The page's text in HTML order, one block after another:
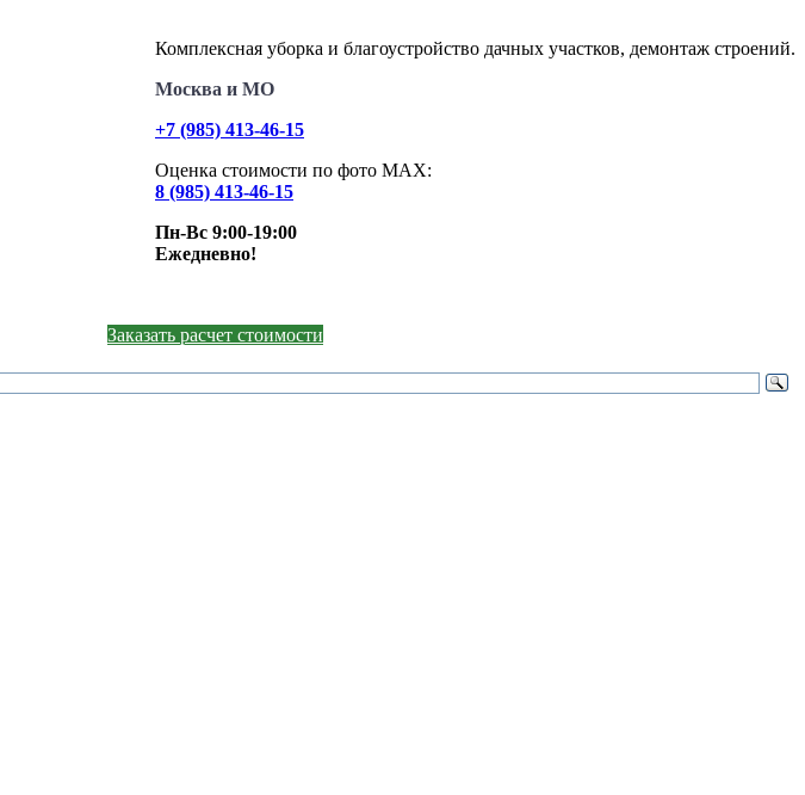
Комплексная уборка и благоустройство дачных участков, демонтаж строений.
Москва и МО
+7 (985) 413-46-15
Оценка стоимости по фото МАХ:
8 (985) 413-46-15
Пн-Вс 9:00-19:00
Ежедневно!
Заказать расчет стоимости